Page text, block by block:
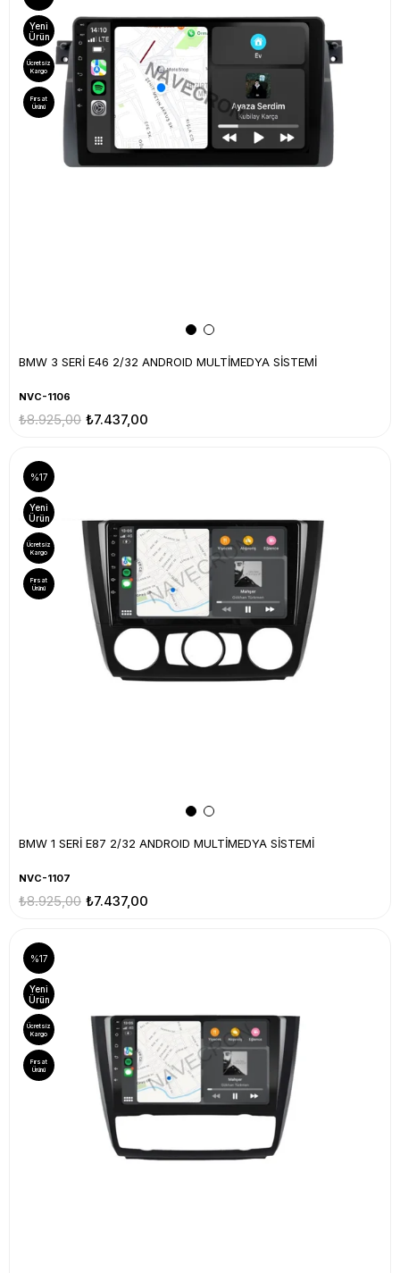
BMW 3 SERİ E46 2/32 ANDROID MULTİMEDYA SİSTEMİ
NVC-1106
₺7.437,00
₺8.925,00
Yeni
Ürün
Ücretsiz
Kargo
Fırsat
Ürünü
BMW 1 SERİ E87 2/32 ANDROID MULTİMEDYA SİSTEMİ
NVC-1107
₺7.437,00
₺8.925,00
%17
Yeni
Ürün
Ücretsiz
Kargo
Fırsat
Ürünü
%17
Yeni
Ürün
Ücretsiz
Kargo
Fırsat
Ürünü